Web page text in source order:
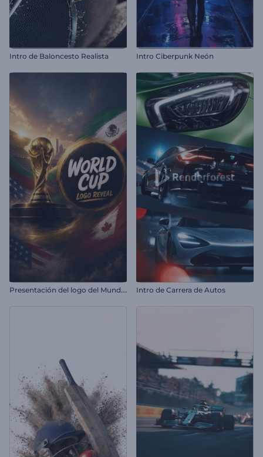
Intro de Baloncesto Realista Intro Ciberpunk Neón
P
resentación del logo del Mundial Intro de Carrera de Autos